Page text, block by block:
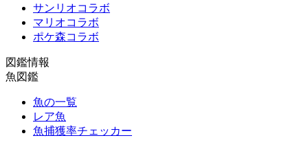
サンリオコラボ
マリオコラボ
ポケ森コラボ
図鑑情報
魚図鑑
魚の一覧
レア魚
魚捕獲率チェッカー